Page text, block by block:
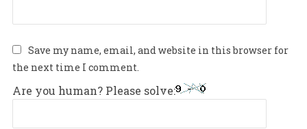
Save my name, email, and website in this browser for
the next time I comment.
Are you human? Please solve: